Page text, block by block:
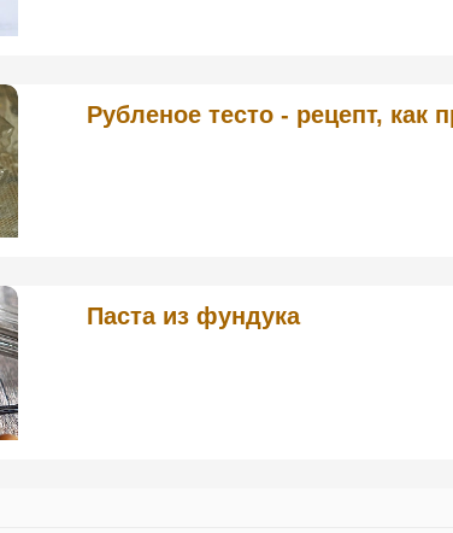
Рубленое тесто - рецепт, как
Паста из фундука